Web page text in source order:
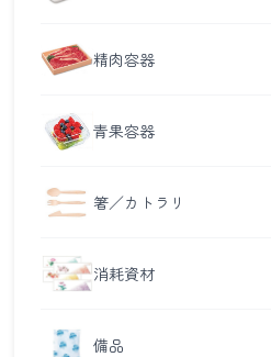
精肉容器
青果容器
箸／カトラリ
消耗資材
備品